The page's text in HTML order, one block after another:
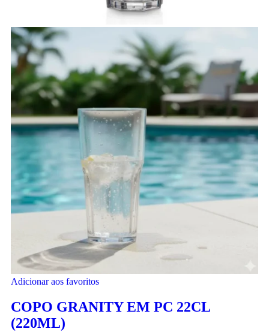
Adicionar aos favoritos
COPO GRANITY EM PC 22CL
(220ML)